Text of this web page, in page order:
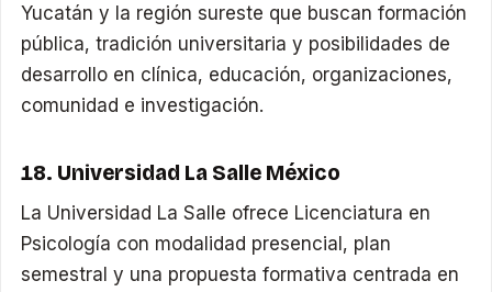
Yucatán y la región sureste que buscan formación
pública, tradición universitaria y posibilidades de
desarrollo en clínica, educación, organizaciones,
comunidad e investigación.
18. Universidad La Salle México
La Universidad La Salle ofrece Licenciatura en
Psicología con modalidad presencial, plan
semestral y una propuesta formativa centrada en